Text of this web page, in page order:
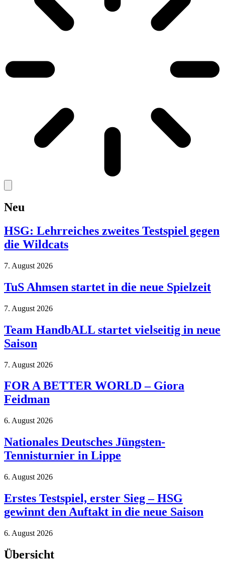
Neu
HSG: Lehrreiches zweites Testspiel gegen
die Wildcats
7. August 2026
TuS Ahmsen startet in die neue Spielzeit
7. August 2026
Team HandbALL startet vielseitig in neue
Saison
7. August 2026
FOR A BETTER WORLD – Giora
Feidman
6. August 2026
Nationales Deutsches Jüngsten-
Tennisturnier in Lippe
6. August 2026
Erstes Testspiel, erster Sieg – HSG
gewinnt den Auftakt in die neue Saison
6. August 2026
Übersicht